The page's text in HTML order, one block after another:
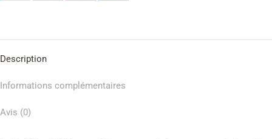
Description
Informations complémentaires
Avis (0)